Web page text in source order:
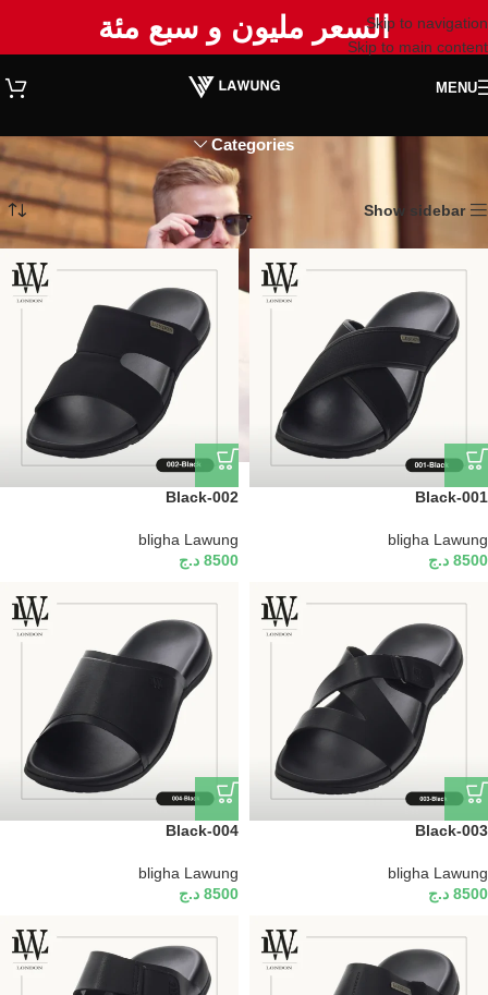
Skip to navigation
Skip to main content
السعر مليون و سبع مئة
MENU
Categories
عرض 1–12 من أصل 62 نتيجة
Show sidebar
001-Black
bligha Lawung
8500 د.ج
002-Black
bligha Lawung
8500 د.ج
003-Black
bligha Lawung
8500 د.ج
Black-004
bligha Lawung
8500 د.ج